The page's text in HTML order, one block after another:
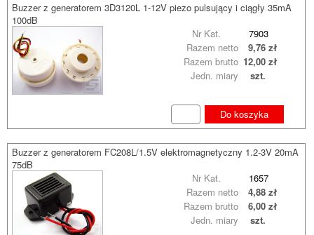
Buzzer z generatorem 3D3120L 1-12V piezo pulsujący i ciągły 35mA
100dB
Nr Kat.
7903
Razem brutto 12,00 zł
Razem netto 9,76 zł
Jedn. miary szt.
Do koszyka
Buzzer z generatorem FC208L/1.5V elektromagnetyczny 1.2-3V 20mA
75dB
Nr Kat.
1657
Razem brutto 6,00 zł
Razem netto 4,88 zł
Jedn. miary szt.